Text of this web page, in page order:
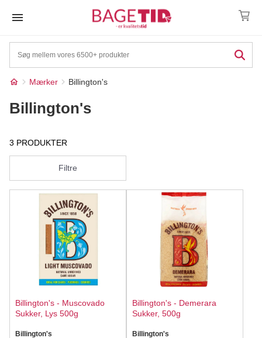
Mærker Billington's
Billington's
3 PRODUKTER
Filtre
Billington's - Muscovado
Sukker, Lys 500g
Billington's
Billington's - Demerara
Sukker, 500g
Billington's